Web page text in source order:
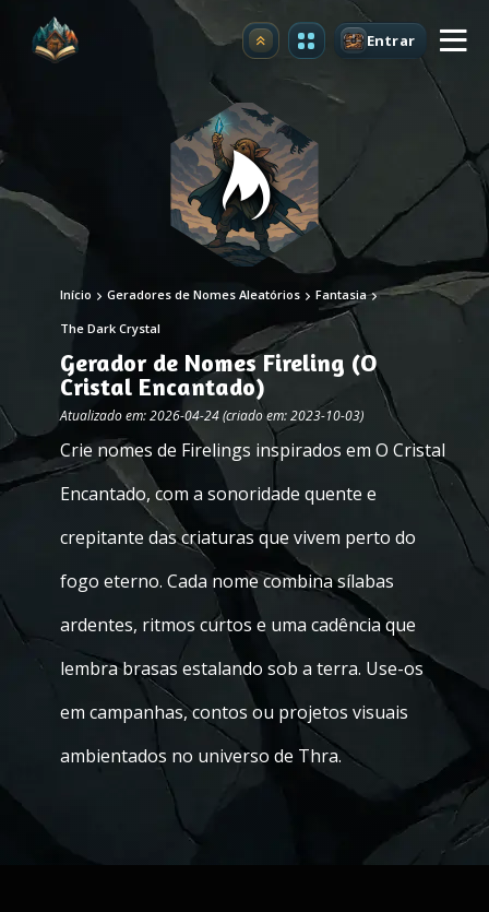
Atualizar Entrar
Início Geradores de Nomes Aleatórios Fantasia
The Dark Crystal
Gerador de Nomes Fireling (O
Cristal Encantado)
Atualizado em: 2026-04-24 (criado em: 2023-10-03)
Crie nomes de Firelings inspirados em O Cristal
Encantado, com a sonoridade quente e
crepitante das criaturas que vivem perto do
fogo eterno. Cada nome combina sílabas
ardentes, ritmos curtos e uma cadência que
lembra brasas estalando sob a terra. Use-os
em campanhas, contos ou projetos visuais
ambientados no universo de Thra.